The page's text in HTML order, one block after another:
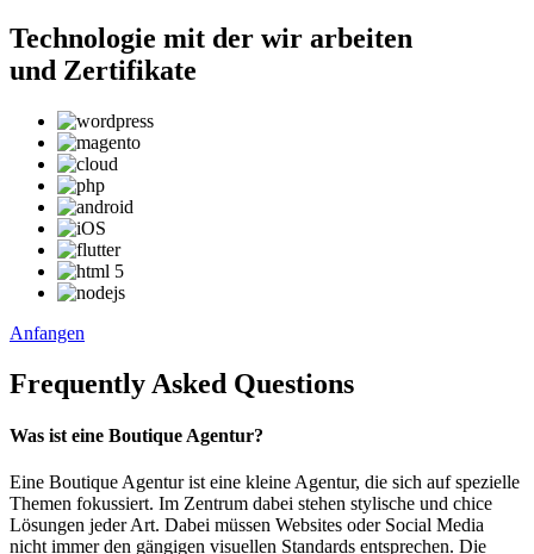
Technologie mit der wir arbeiten
und Zertifikate
Anfangen
Frequently Asked Questions
Was ist eine Boutique Agentur?
Eine Boutique Agentur ist eine kleine Agentur, die sich auf spezielle
Themen fokussiert. Im Zentrum dabei stehen stylische und chice
Lösungen jeder Art. Dabei müssen Websites oder Social Media
nicht immer den gängigen visuellen Standards entsprechen. Die